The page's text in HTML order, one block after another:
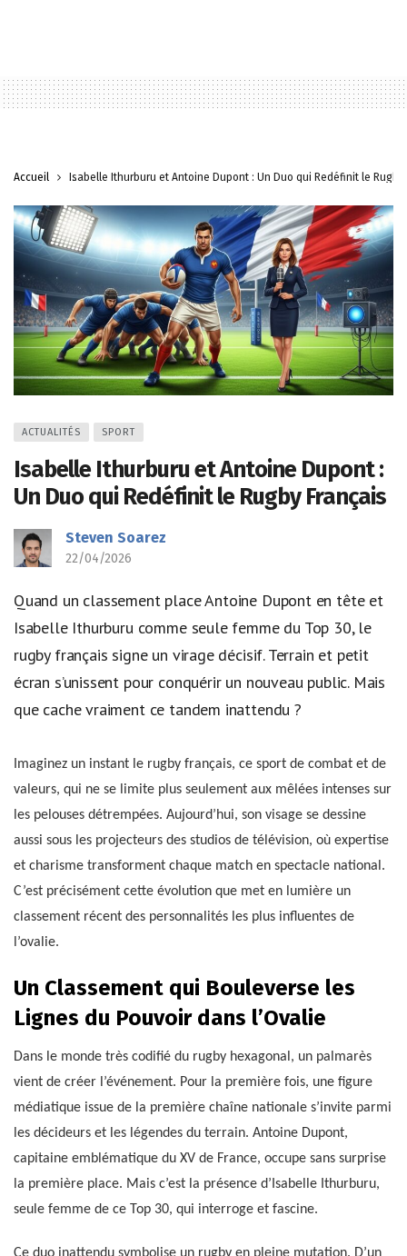
Accueil Isabelle Ithurburu et Antoine Dupont : Un Duo qui Redéfinit le Rugby
ACTUALITÉS SPORT
Isabelle Ithurburu et Antoine Dupont :
Un Duo qui Redéfinit le Rugby Français
Steven Soarez
22/04/2026
Quand un classement place Antoine Dupont en tête et
Isabelle Ithurburu comme seule femme du Top 30, le
rugby français signe un virage décisif. Terrain et petit
écran s’unissent pour conquérir un nouveau public. Mais
que cache vraiment ce tandem inattendu ?
Imaginez un instant le rugby français, ce sport de combat et de
valeurs, qui ne se limite plus seulement aux mêlées intenses sur
les pelouses détrempées. Aujourd’hui, son visage se dessine
aussi sous les projecteurs des studios de télévision, où expertise
et charisme transforment chaque match en spectacle national.
C’est précisément cette évolution que met en lumière un
classement récent des personnalités les plus influentes de
l’ovalie.
Un Classement qui Bouleverse les
Lignes du Pouvoir dans l’Ovalie
Dans le monde très codifié du rugby hexagonal, un palmarès
vient de créer l’événement. Pour la première fois, une figure
médiatique issue de la première chaîne nationale s’invite parmi
les décideurs et les légendes du terrain. Antoine Dupont,
capitaine emblématique du XV de France, occupe sans surprise
la première place. Mais c’est la présence d’Isabelle Ithurburu,
seule femme de ce Top 30, qui interroge et fascine.